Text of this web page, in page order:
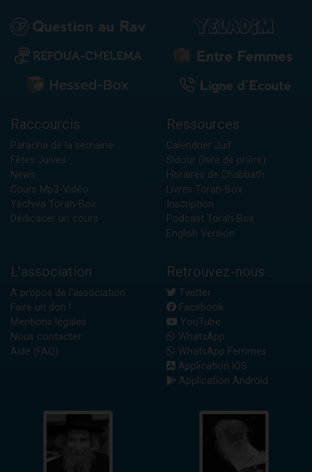
Raccourcis
Paracha de la semaine
Fêtes Juives
News
Cours Mp3-Vidéo
Yéchiva Torah-Box
Dédicacer un cours
Ressources
Calendrier Juif
Sidour (livre de prière)
Horaires de Chabbath
Livres Torah-Box
Inscription
Podcast Torah-Box
English Version
L'association
A propos de l'association
Faire un don !
Mentions légales
Nous contacter
Aide (FAQ)
Retrouvez-nous...
Twitter
Facebook
YouTube
WhatsApp
WhatsApp Femmes
Application iOS
Application Android